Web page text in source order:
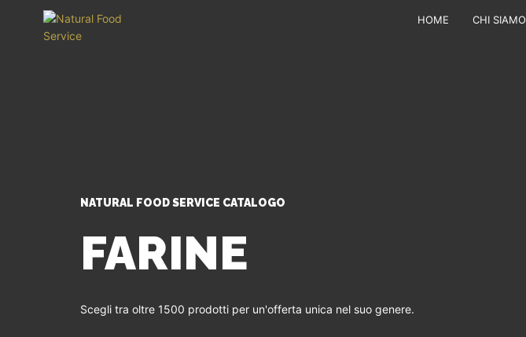
HOME CHI SIAMO
NATURAL FOOD SERVICE CATALOGO
FARINE
Scegli tra oltre 1500 prodotti per un'offerta unica nel suo genere.